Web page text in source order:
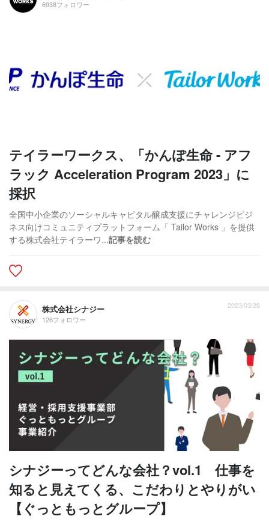
6938フォロワー
テイラーワークス、「かんぽ生命 - アフ
ラック Acceleration Program 2023」に
採択
全国中小企業のソーシャルキャピタル醸成支援にチャレンジビジ
ネス向けコミュニティプラットフォーム「 Tailor Works 」を提供
する株式会社テイラーワ...記事を読む
株式会社シナジー
126フォロワー
2023/03/28
シナジーってどんな会社？vol.1 仕事を
知ると見えてくる、こだわりとやりがい
【ぐっともっとグループ】